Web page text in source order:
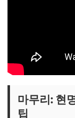
마무리: 현
팁